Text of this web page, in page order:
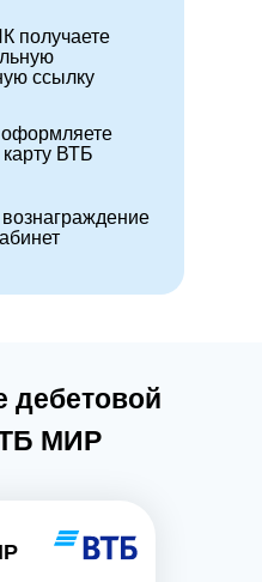
получаете
ссылку
ВТБ
МИР